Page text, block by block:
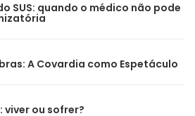
SUS: quando o médico não pode
A Covardia como Espetáculo
viver ou sofrer?